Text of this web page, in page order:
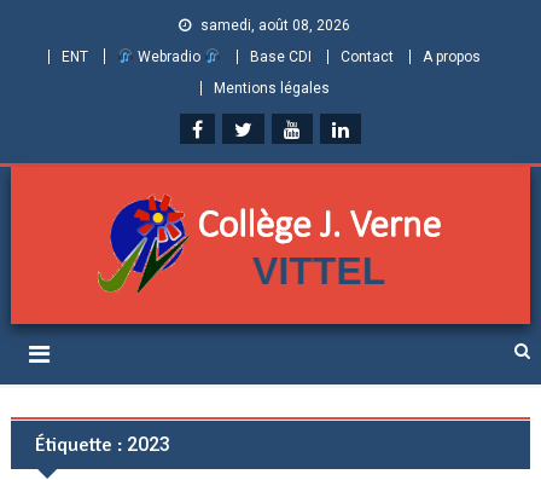
samedi, août 08, 2026
ENT
Webradio Base CDI Contact
A propos
Mentions légales
Collège Jules Verne de
Vittel (Vosges)
Étiquette : 2023